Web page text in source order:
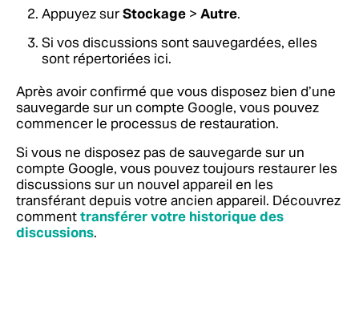
Appuyez surStockage > Autre.
Si vos discussions sont sauvegardées, elles
sont répertoriées ici.
Après avoir confirmé que vous disposez bien d’une
sauvegarde sur un compte Google, vous pouvez
commencer le processus de restauration.
Si vous ne disposez pas de sauvegarde sur un
compte Google, vous pouvez toujours restaurer les
discussions sur un nouvel appareil en les
transférant depuis votre ancien appareil. Découvrez
commenttransférer votre historique des
discussions.